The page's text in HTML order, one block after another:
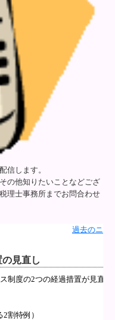
信します。
の他知りたいことなどござ
理士事務所までお問合わせ